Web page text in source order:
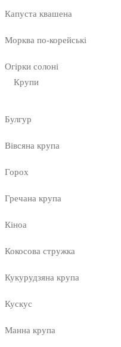
Капуста квашена
Морква по-корейські
Огірки солоні
Крупи
Булгур
Вівсяна крупа
Горох
Гречана крупа
Кіноа
Кокосова стружка
Кукурудзяна крупа
Кускус
Манна крупа